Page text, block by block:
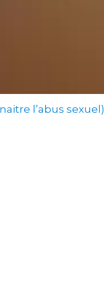
l’abus sexuel)